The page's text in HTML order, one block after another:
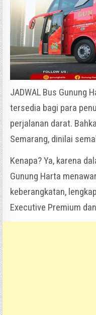
JADWAL Bus Gunung
tersedia bagi para
perjalanan darat.
Semarang, dinilai
Kenapa? Ya, karena
Gunung Harta
keberangkatan,
Executive Premium